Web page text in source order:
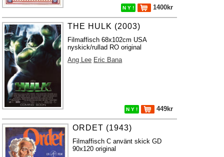
N Y ! 1400kr
THE HULK (2003)
Filmaffisch 68x102cm USA
nyskick/rullad RO original
Ang Lee Eric Bana
N Y ! 449kr
ORDET (1943)
Filmaffisch C använt skick GD
90x120 original